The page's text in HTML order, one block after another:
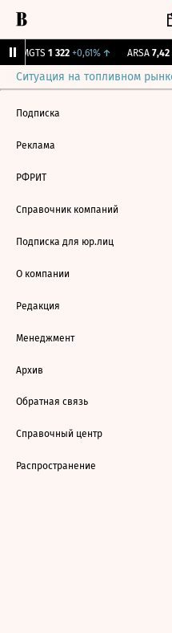
MGTS 1 322 +0,61%↑ ARSA 7,42
Ситуация на топливном
Подписка
Реклама
РФРИТ
Справочник компаний
Подписка для юр.лиц
О компании
Редакция
Менеджмент
Архив
Обратная связь
Справочный центр
Распространение